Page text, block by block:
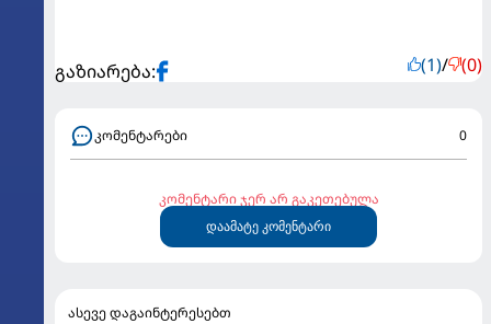
გაზიარება: (1)/ (0)
კომენტარები 0
კომენტარი ჯერ არ გაკეთებულა
დაამატე კომენტარი
ასევე დაგაინტერესებთ